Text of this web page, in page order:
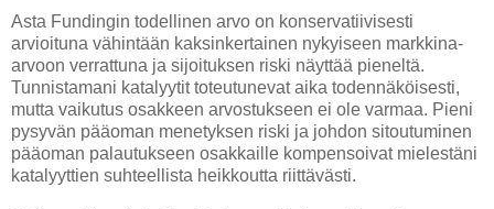
Asta Fundingin todellinen arvo on konservatiivisesti
arvioituna vähintään kaksinkertainen nykyiseen markkina-
arvoon verrattuna ja sijoituksen riski näyttää pieneltä.
Tunnistamani katalyytit toteutunevat aika todennäköisesti,
mutta vaikutus osakkeen arvostukseen ei ole varmaa. Pieni
pysyvän pääoman menetyksen riski ja johdon sitoutuminen
pääoman palautukseen osakkaille kompensoivat mielestäni
katalyyttien suhteellista heikkoutta riittävästi.